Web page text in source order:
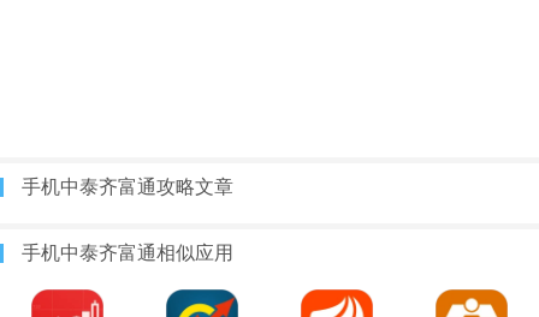
手机中泰齐富通攻略文章
手机中泰齐富通相似应用